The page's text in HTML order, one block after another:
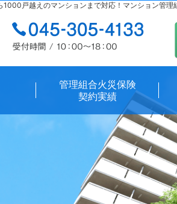
管理組合火災保険
契約実績